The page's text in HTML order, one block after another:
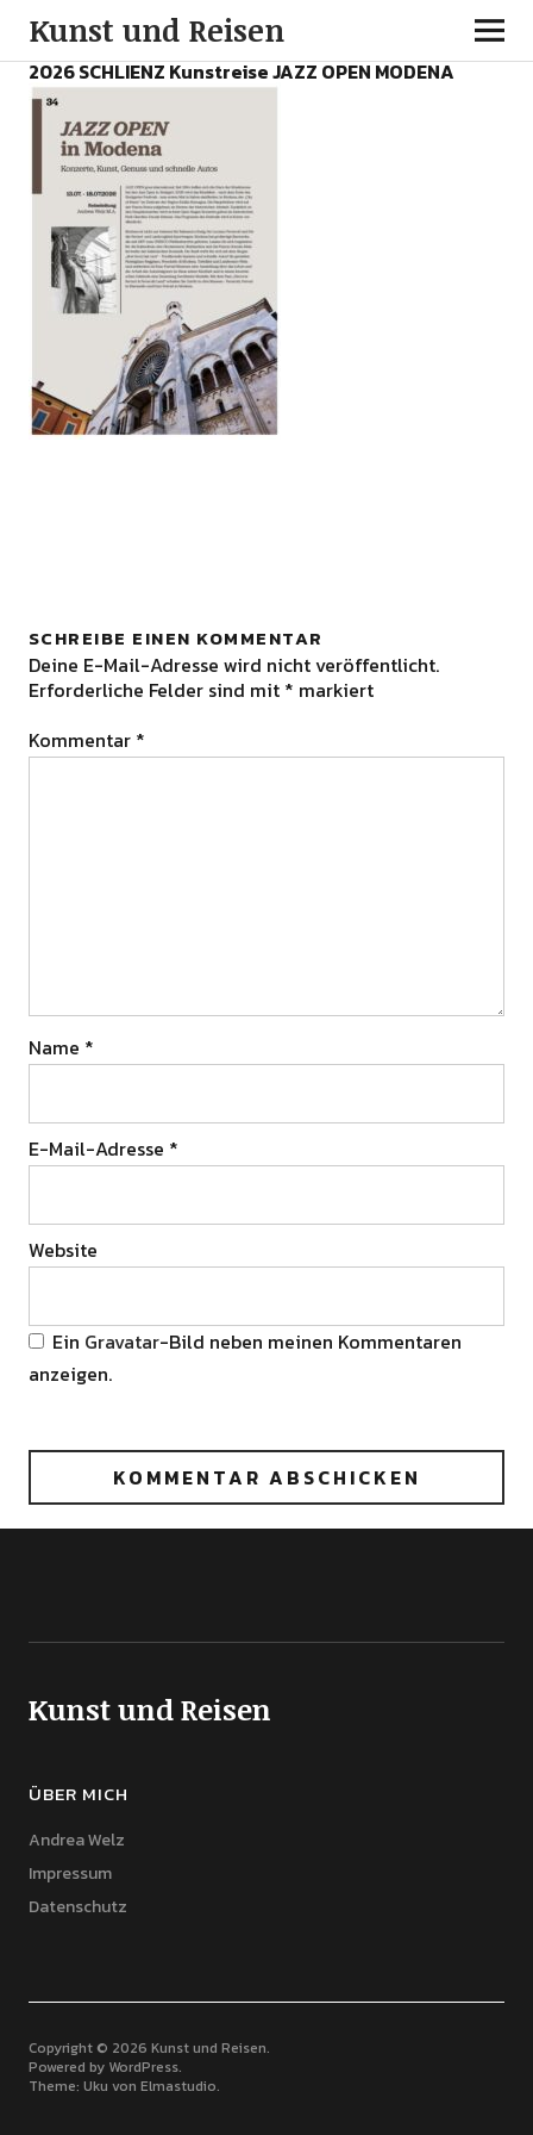
Kunst und Reisen
2026 SCHLIENZ Kunstreise JAZZ OPEN MODENA
SCHREIBE EINEN KOMMENTAR
Deine E-Mail-Adresse wird nicht veröffentlicht.
Erforderliche Felder sind mit * markiert
Kommentar *
Name *
E-Mail-Adresse *
Website
Ein Gravatar-Bild neben meinen Kommentaren
anzeigen.
Kunst und Reisen
ÜBER MICH
Andrea Welz
Impressum
Datenschutz
Copyright © 2026 Kunst und Reisen
Powered by WordPress
Theme: Uku von Elmastudio